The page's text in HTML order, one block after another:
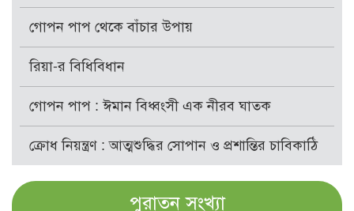
গোপন পাপ থেকে বাঁচার উপায়
রিয়া-র বিধিবিধান
গোপন পাপ : ঈমান বিধ্বংসী এক নীরব ঘাতক
ক্রোধ নিয়ন্ত্রণ : আত্মশুদ্ধির সোপান ও প্রশান্তির চাবিকাঠি
পুরাতন সংখ্যা